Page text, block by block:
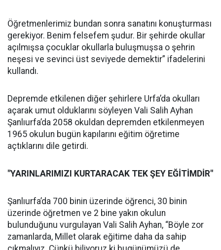
Öğretmenlerimiz bundan sonra sanatını konuşturması
gerekiyor. Benim felsefem şudur. Bir şehirde okullar
açılmışsa çocuklar okullarla buluşmuşsa o şehrin
neşesi ve sevinci üst seviyede demektir” ifadelerini
kullandı.
Depremde etkilenen diğer şehirlere Urfa’da okulları
açarak umut olduklarını söyleyen Vali Salih Ayhan
Şanlıurfa’da 2058 okuldan depremden etkilenmeyen
1965 okulun bugün kapılarını eğitim öğretime
açtıklarını dile getirdi.
"YARINLARIMIZI KURTARACAK TEK ŞEY EĞİTİMDİR"
Şanlıurfa’da 700 binin üzerinde öğrenci, 30 binin
üzerinde öğretmen ve 2 bine yakın okulun
bulunduğunu vurgulayan Vali Salih Ayhan, “Böyle zor
zamanlarda, Millet olarak eğitime daha da sahip